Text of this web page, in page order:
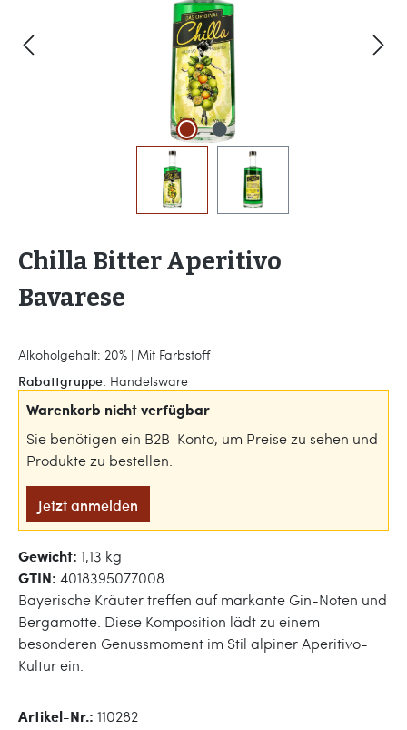
Chilla Bitter Aperitivo
Bavarese
Alkoholgehalt: 20% | Mit Farbstoff
Rabattgruppe: Handelsware
Warenkorb nicht verfügbar
Sie benötigen ein B2B-Konto, um Preise zu sehen und
Produkte zu bestellen.
Jetzt anmelden
Gewicht: 1,13 kg
GTIN: 4018395077008
Bayerische Kräuter treffen auf markante Gin-Noten und
Bergamotte. Diese Komposition lädt zu einem
besonderen Genussmoment im Stil alpiner Aperitivo-
Kultur ein.
Artikel-Nr.: 110282